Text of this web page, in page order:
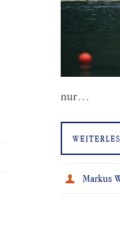
nur…
Markus